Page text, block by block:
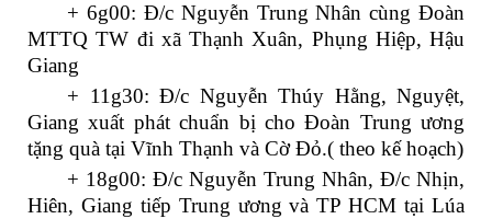
+ 6g00: Đ/c Nguyễn Trung Nhân cùng Đoàn
MTTQ TW đi xã Thạnh Xuân, Phụng Hiệp, Hậu
Giang
+ 11g30: Đ/c Nguyễn Thúy Hằng, Nguyệt,
Giang xuất phát chuẩn bị cho Đoàn Trung ương
tặng quà tại Vĩnh Thạnh và Cờ Đỏ.( theo kế hoạch)
+ 18g00: Đ/c Nguyễn Trung Nhân, Đ/c Nhịn,
Hiên, Giang tiếp Trung ương và TP HCM tại Lúa